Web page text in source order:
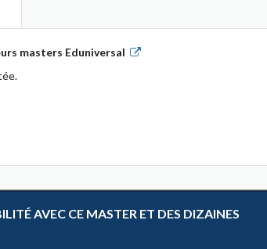
masters Eduniversal
AVEC CE MASTER ET DES DIZAINES